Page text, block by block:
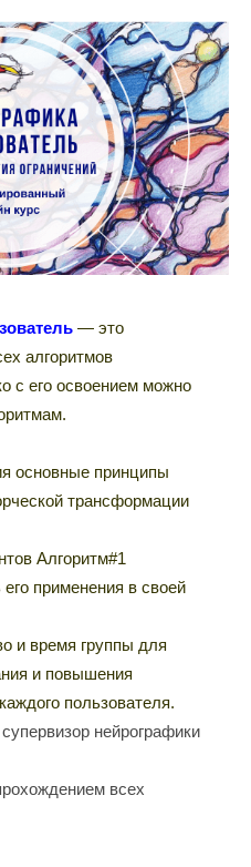
— это
алгоритмов
с его освоением можно
основные принципы
трансформации
Алгоритм#1
применения в своей
и время группы для
и повышения
пользователя.
нейрографики
всех